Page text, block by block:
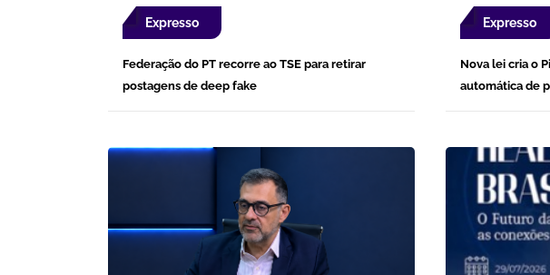
Expresso
Federação do PT recorre ao TSE para retirar
postagens de deep fake
Expresso
Nova lei cria o
automática de